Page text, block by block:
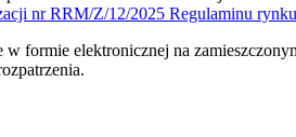
nr RRM/Z/12/2025 Regulaminu
formie elektronicznej na